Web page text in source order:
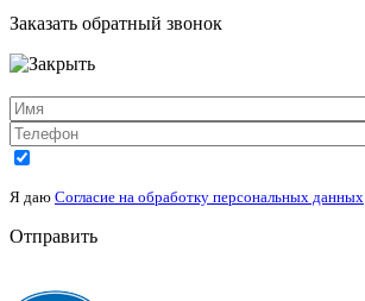
Заказать обратный звонок
Я даю Согласие на обработку персональных данных
Отправить